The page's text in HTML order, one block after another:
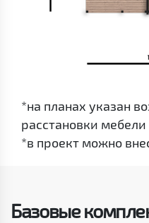
*на планах указан
расстановки мебели
*в проект можно
Базовые